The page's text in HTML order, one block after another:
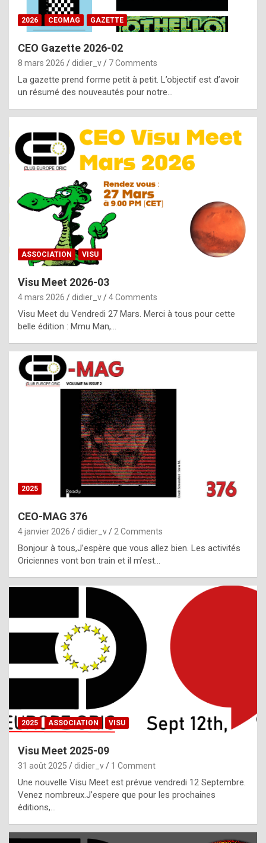
b
y
g
e
n
u
i
n
e
R
o
p
l
c
h
i
s
t
o
r
p
e
c
i
l
,
g
h
t
f
2026 CEOMAG GAZETTE
CEO Gazette 2026-02
8 mars 2026 didier_v 7 Comments
La gazette prend forme petit à petit. L’objectif est d’avoir
un résumé des nouveautés pour notre…
ASSOCIATION VISU
Visu Meet 2026-03
4 mars 2026 didier_v 4 Comments
Visu Meet du Vendredi 27 Mars. Merci à tous pour cette
belle édition : Mmu Man,…
2025
CEO-MAG 376
4 janvier 2026 didier_v 2 Comments
Bonjour à tous,J’espère que vous allez bien. Les activités
Oriciennes vont bon train et il m’est…
2025 ASSOCIATION VISU
Visu Meet 2025-09
31 août 2025 didier_v 1 Comment
Une nouvelle Visu Meet est prévue vendredi 12 Septembre.
Venez nombreux.J’espere que pour les prochaines
éditions,…